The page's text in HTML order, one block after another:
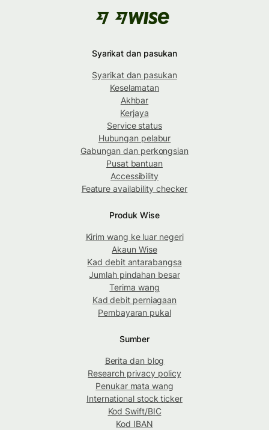
Syarikat dan pasukan
Syarikat dan pasukan
Keselamatan
Akhbar
Kerjaya
Service status
Hubungan pelabur
Gabungan dan perkongsian
Pusat bantuan
Accessibility
Feature availability checker
Produk Wise
Kirim wang ke luar negeri
Akaun Wise
Kad debit antarabangsa
Jumlah pindahan besar
Terima wang
Kad debit perniagaan
Pembayaran pukal
Sumber
Berita dan blog
Research privacy policy
Penukar mata wang
International stock ticker
Kod Swift/BIC
Kod IBAN